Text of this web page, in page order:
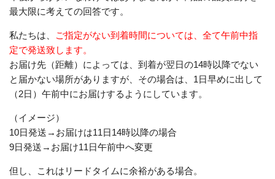
最大限に考えての回答です。
私たちは、
ご指定がない到着時間については、全て午前中指
定で発送致します。
お届け先（距離）によっては、到着が翌日の14時以降でない
と届かない場所がありますが、その場合は、1日早めに出して
（2日）午前中にお届けするようにしています。
（イメージ）
10日発送→お届けは11日14時以降の場合
9日発送→お届け11日午前中へ変更
但し、これはリードタイムに余裕がある場合。